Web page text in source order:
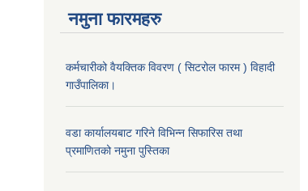
नमुना फारमहरु
कर्मचारीको वैयक्तिक विवरण ( सिटरोल फारम ) विहादी
गाउँपालिका।
वडा कार्यालयबाट गरिने विभिन्न सिफारिस तथा
प्रमाणितको नमुना पुस्तिका